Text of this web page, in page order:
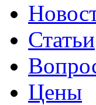
Статьи
Цены